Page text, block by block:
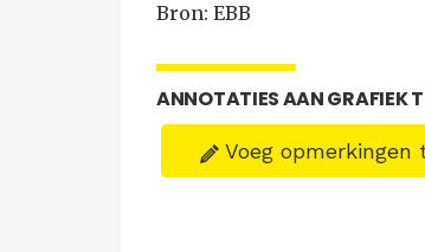
Bron: EBB
ANNOTATIES AAN GRAFIEK
Voeg opmerkingen